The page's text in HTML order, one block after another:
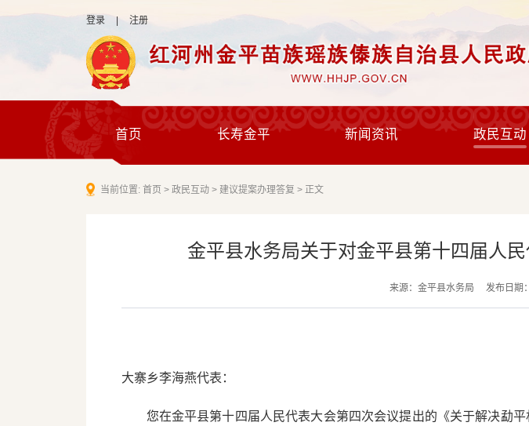
登录 注册
首页 长寿金平 新闻资讯 政民互动
当前位置:首页 >政民互动 > 建议提案办理答复 > 正文
金平县水务局关于对金平县第十四届人
来源：金平县水务局 发布日期
大寨乡李海燕代表：
您在金平县第十四届人民代表大会第四次会议提出的《关于解决勐